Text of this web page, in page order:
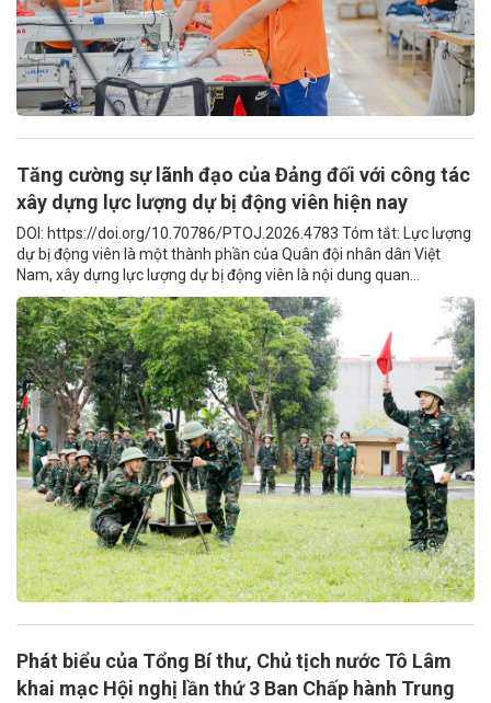
Tăng cường sự lãnh đạo của Đảng đối với công tác
xây dựng lực lượng dự bị động viên hiện nay
DOI: https://doi.org/10.70786/PTOJ.2026.4783 Tóm tắt: Lực lượng
dự bị động viên là một thành phần của Quân đội nhân dân Việt
Nam, xây dựng lực lượng dự bị động viên là nội dung quan...
Phát biểu của Tổng Bí thư, Chủ tịch nước Tô Lâm
khai mạc Hội nghị lần thứ 3 Ban Chấp hành Trung